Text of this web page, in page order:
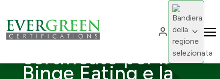
Cambia
Professionista
certificato per il
Binge Eating e la